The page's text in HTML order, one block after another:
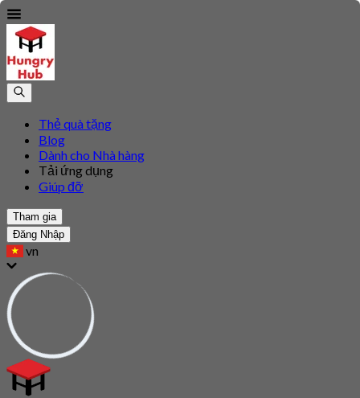
Thẻ quà tặng
Blog
Dành cho Nhà hàng
Tải ứng dụng
Giúp đỡ
Tham gia
Đăng Nhập
vn